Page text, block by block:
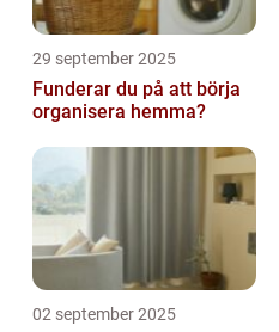
29 september 2025
Funderar du på att börja
organisera hemma?
02 september 2025